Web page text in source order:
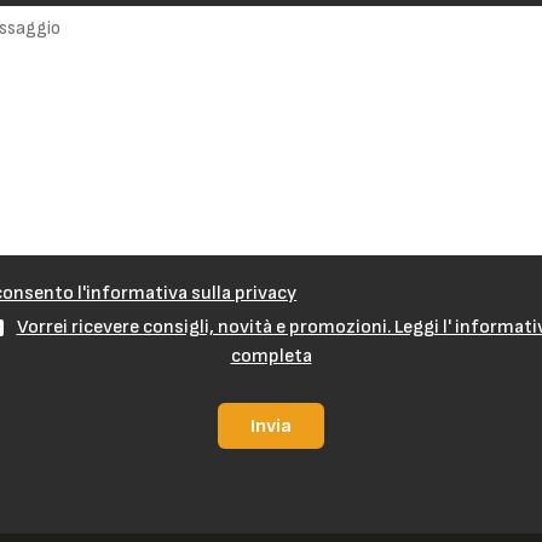
l'informativa sulla privacy
Vorrei ricevere consigli, novità e promozioni. Leggi l'
completa
Invia